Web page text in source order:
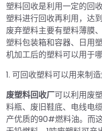
塑料回收是利用一定的回
塑料进行回收再利用，达
废弃塑料主要有塑料薄膜
塑料包装箱和容器、日用
机加工后的塑料可以用于
1. 可回收塑料可以用来制造
废塑料回收厂可以利用废
料瓶、废旧鞋底、电线电
产优质的90#燃料油。而